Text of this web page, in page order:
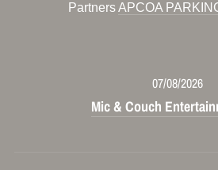
PartnersAPCOA
07/08/2026
Mic & Couch